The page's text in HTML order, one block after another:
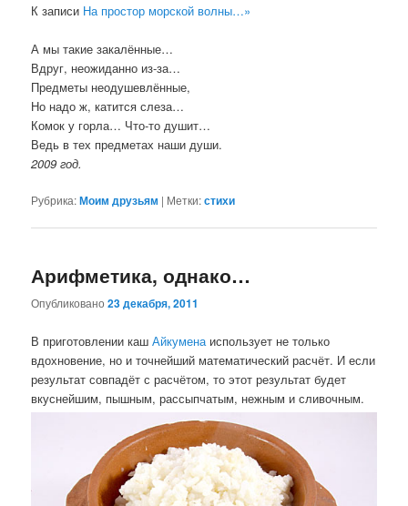
К записи На простор морской волны…»
А мы такие закалённые…
Вдруг, неожиданно из-за…
Предметы неодушевлённые,
Но надо ж, катится слеза…
Комок у горла… Что-то душит…
Ведь в тех предметах наши души.
2009 год.
Рубрика:Моим друзьям | Метки:стихи
Арифметика, однако…
Опубликовано23 декабря, 2011
В приготовлении кашАйкумена использует не только
вдохновение, но и точнейший математический расчёт. И если
результат совпадёт с расчётом, то этот результат будет
вкуснейшим, пышным, рассыпчатым, нежным и сливочным.